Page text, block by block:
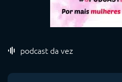
podcast da vez